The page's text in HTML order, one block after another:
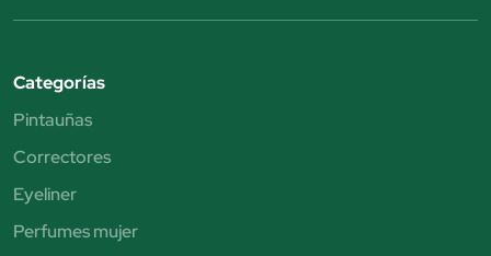
Categorías
Pintauñas
Correctores
Eyeliner
Perfumes mujer